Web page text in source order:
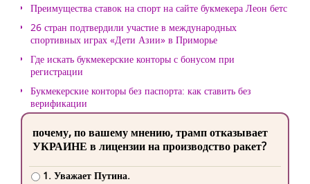
Преимущества ставок на спорт на сайте букмекера Леон бетс
26 стран подтвердили участие в международных
спортивных играх «Дети Азии» в Приморье
Где искать букмекерские конторы с бонусом при
регистрации
Букмекерские конторы без паспорта: как ставить без
верификации
почему, по вашему мнению, трамп отказывает
УКРАИНЕ в лицензии на производство ракет?
1. Уважает Путина.